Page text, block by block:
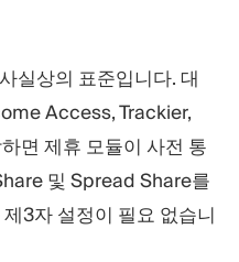
실상의 표준입니다. 대
Access, Trackier,
면 제휴 모듈이 사전 통
및 Spread Share를
3자 설정이 필요 없습니